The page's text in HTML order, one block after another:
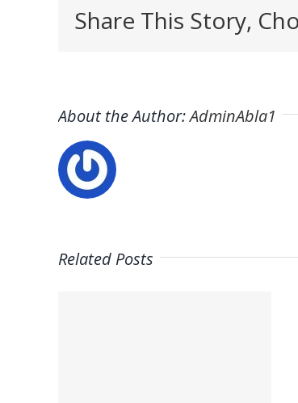
Share This Story,
About the Author:AdminAbla1
Related Posts